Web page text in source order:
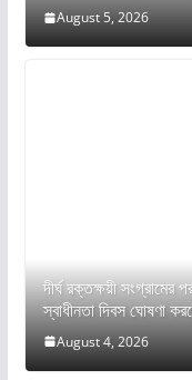
August 5, 2026
দীর্ঘ রক্তক্ষয়ী সংগ্রামের
স্বাধীনতা দিবস ঘোষণা
August 4, 2026